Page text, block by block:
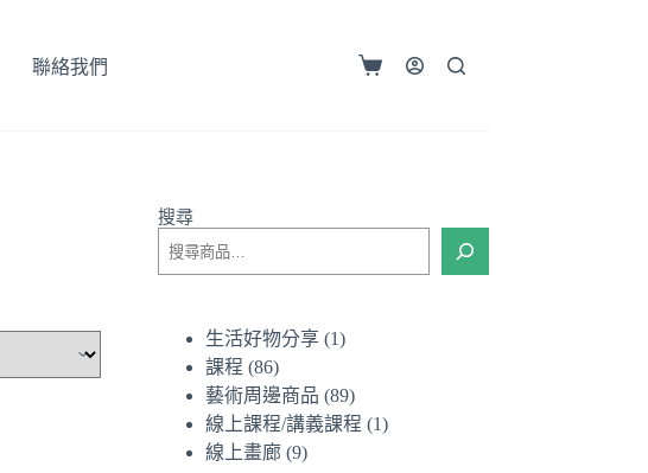
聯絡我們
購
搜尋
生活好物分享 11
產
品
課程 8686
個
產
品
藝術周邊商品 8989
個
線上課程/講義課程 11
線上畫廊 99